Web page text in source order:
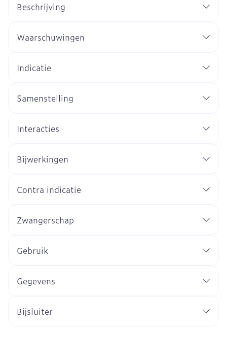
Beschrijving
Waarschuwingen
Indicatie
Samenstelling
Interacties
Bijwerkingen
Contra indicatie
Zwangerschap
Gebruik
Gegevens
Bijsluiter